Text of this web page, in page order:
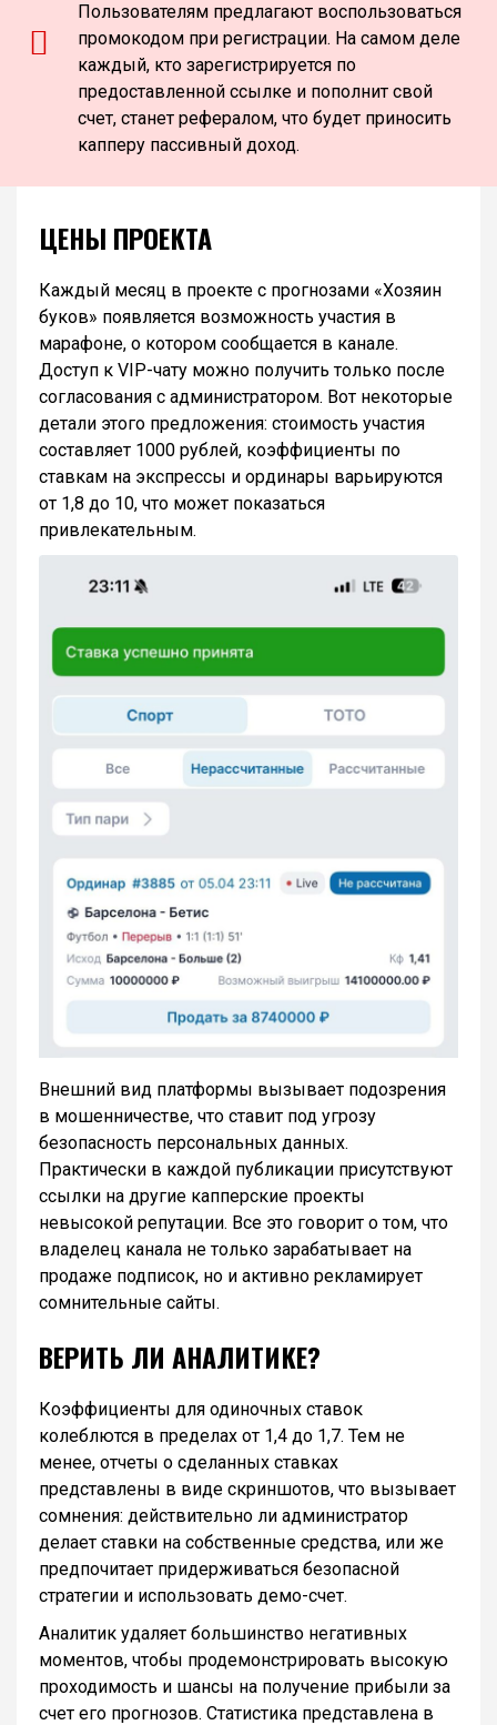
Пользователям предлагают воспользоваться
промокодом при регистрации. На самом деле
каждый, кто зарегистрируется по
предоставленной ссылке и пополнит свой
счет, станет рефералом, что будет приносить
капперу пассивный доход.
ЦЕНЫ ПРОЕКТА
Каждый месяц в проекте с прогнозами «Хозяин
буков» появляется возможность участия в
марафоне, о котором сообщается в канале.
Доступ к VIP-чату можно получить только после
согласования с администратором. Вот некоторые
детали этого предложения: стоимость участия
составляет 1000 рублей, коэффициенты по
ставкам на экспрессы и ординары варьируются
от 1,8 до 10, что может показаться
привлекательным.
Внешний вид платформы вызывает подозрения
в мошенничестве, что ставит под угрозу
безопасность персональных данных.
Практически в каждой публикации присутствуют
ссылки на другие капперские проекты
невысокой репутации. Все это говорит о том, что
владелец канала не только зарабатывает на
продаже подписок, но и активно рекламирует
сомнительные сайты.
ВЕРИТЬ ЛИ АНАЛИТИКЕ?
Коэффициенты для одиночных ставок
колеблются в пределах от 1,4 до 1,7. Тем не
менее, отчеты о сделанных ставках
представлены в виде скриншотов, что вызывает
сомнения: действительно ли администратор
делает ставки на собственные средства, или же
предпочитает придерживаться безопасной
стратегии и использовать демо-счет.
Аналитик удаляет большинство негативных
моментов, чтобы продемонстрировать высокую
проходимость и шансы на получение прибыли за
счет его прогнозов. Статистика представлена в